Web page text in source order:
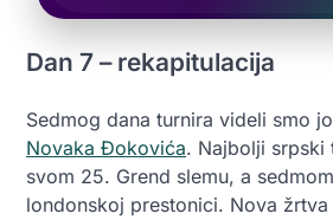
Dan 7 – rekapitulacija
Sedmog dana turnira videli smo
Novaka Đokovića. Najbolji srpski
svom 25. Grend slemu, a
londonskoj prestonici. Nova žrtva